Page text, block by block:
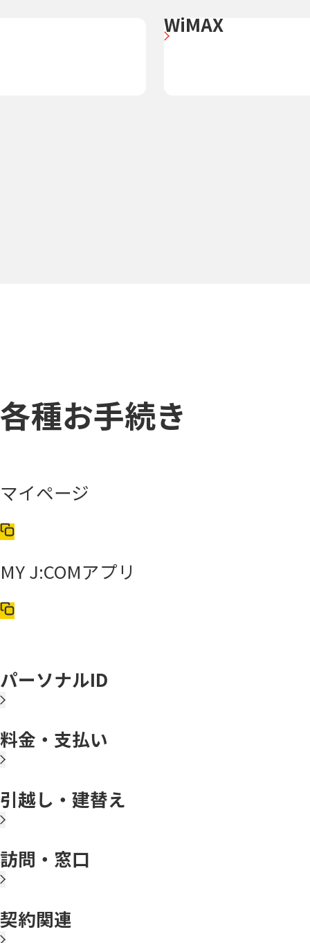
WiMAX
各種お手続き
マイページ
MY J:COMアプリ
パーソナルID
料金・支払い
引越し・建替え
訪問・窓口
契約関連